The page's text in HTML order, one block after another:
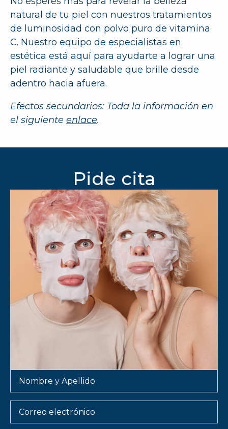
natural de tu piel con nuestros tratamientos
de luminosidad con polvo puro de vitamina
C. Nuestro equipo de especialistas en
estética está aquí para ayudarte a lograr una
piel radiante y saludable que brille desde
adentro hacia afuera.
Efectos secundarios: Toda la información en
el siguiente enlace.
Pide cita
Nombre
Email